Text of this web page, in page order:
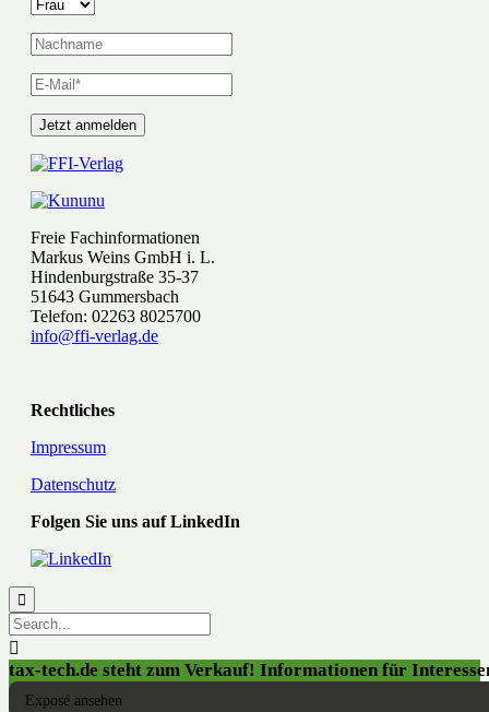
Freie Fachinformationen
Markus Weins GmbH i. L.
Hindenburgstraße 35-37
51643 Gummersbach
Telefon: 02263 8025700
info@ffi-verlag.de
Rechtliches
Impressum
Datenschutz
Folgen Sie uns auf LinkedIn


tax-tech.de steht zum Verkauf! Informationen für
Exposé ansehen